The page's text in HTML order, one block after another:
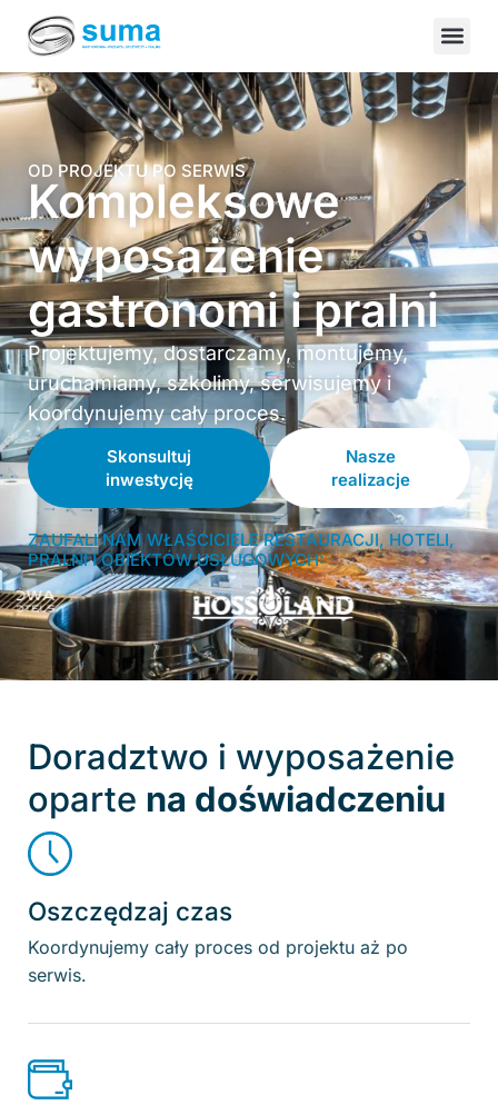
OD PROJEKTU PO SERWIS
Kompleksowe
wyposażenie
gastronomi i pralni
Projektujemy, dostarczamy, montujemy,
uruchamiamy, szkolimy, serwisujemy i
koordynujemy cały proces.
Skonsultuj
inwestycję
Nasze
realizacje
ZAUFALI NAM WŁAŚCICIELE RESTAURACJI, HOTELI,
PRALNI I OBIEKTÓW USŁUGOWYCH:
Doradztwo i wyposażenie
oparte na doświadczeniu
Oszczędzaj czas
Koordynujemy cały proces od projektu aż po
serwis.